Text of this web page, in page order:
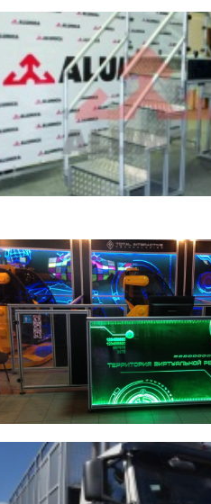
Кабельные короба
Конвейерная фурнитура
Лестничная система
Система линейного
перемещения NEW!
Система V-паза NEW!
ограждения
Алюминиевая промышленная
мебель
Крейты и кассеты Subrack
systems
Профиль строительного
назначения
профиль NEW!
Лист алюминиевый